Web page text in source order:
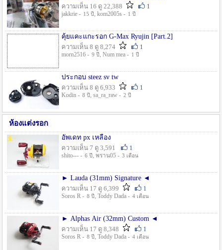
ความเห็น 16 ดู 22,388
1
jakkrie - 15 ปี , kom2005s - 1 ปี
คุ้ยแคะแกะรอก G-Max Ryujin [Part.2]
ความเห็น 8 ดู 8,274
1
morn2516 - 9 ปี , Num mea - 1 ปี
ประกอบ steez sv tw
ความเห็น 8 ดู 6,933
1
Kodin - 8 ปี , sa_ra_raw - 2 ปี
ห้องแต่งรอก
อัพเดท px เหลือง
ความเห็น 7 ดู 3,591
1
shito--- - 6 ปี , พราน05 - 3 เดือน
► Lauda (31mm) Signature ◄
ความเห็น 17 ดู 6,399
1
Soros R - 8 ปี , Toddy Dada - 4 เดือน
► Alphas Air (32mm) Custom ◄
ความเห็น 17 ดู 8,348
1
Soros R - 8 ปี , Toddy Dada - 4 เดือน